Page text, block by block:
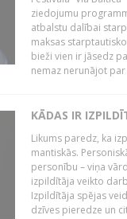
ziedojumu
atbalstu dalībai
maksas
bieži vien ir jāsedz
nemaz nerunājot
KĀDAS IR
Likums paredz, ka
mantiskās.
personību – viņa
izpildītāja veikto
Izpildītāja spējas
dzīves pieredze un